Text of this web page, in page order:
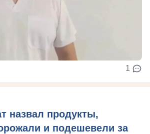
1
назвал продукты,
и подешевели за